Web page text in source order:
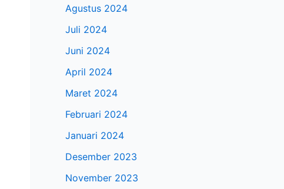
Agustus 2024
Juli 2024
Juni 2024
April 2024
Maret 2024
Februari 2024
Januari 2024
Desember 2023
November 2023